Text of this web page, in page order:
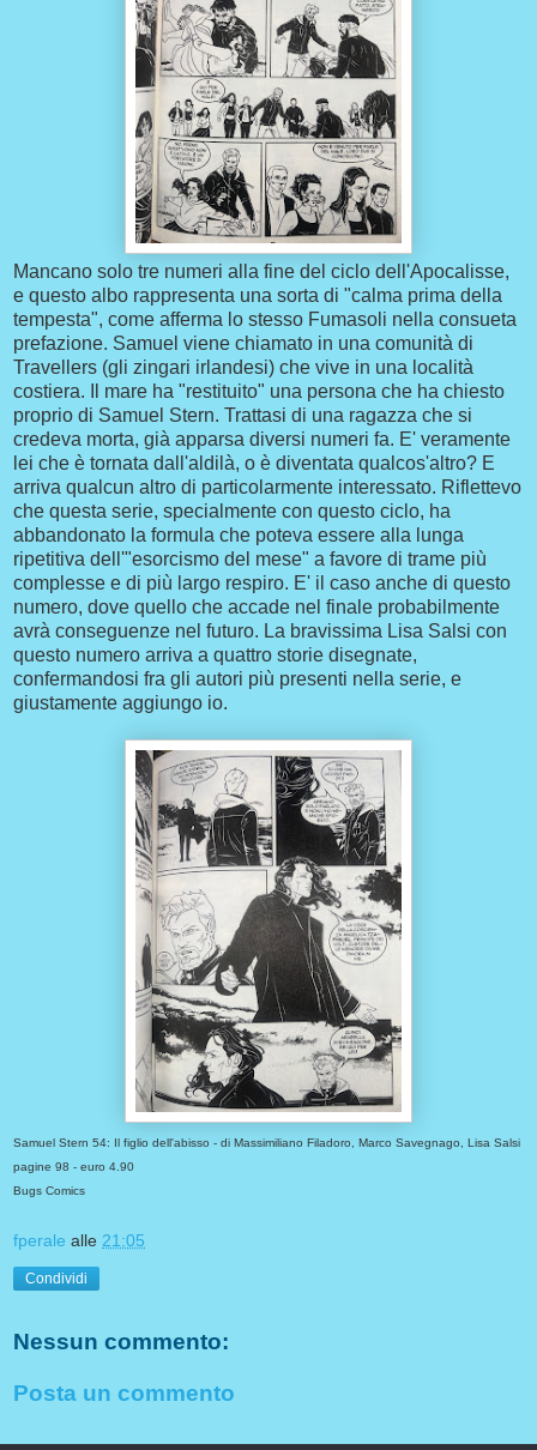
Mancano solo tre numeri alla fine del ciclo dell'Apocalisse,
e questo albo rappresenta una sorta di "calma prima della
tempesta", come afferma lo stesso Fumasoli nella consueta
prefazione. Samuel viene chiamato in una comunità di
Travellers (gli zingari irlandesi) che vive in una località
costiera. Il mare ha "restituito" una persona che ha chiesto
proprio di Samuel Stern. Trattasi di una ragazza che si
credeva morta, già apparsa diversi numeri fa. E' veramente
lei che è tornata dall'aldilà, o è diventata qualcos'altro? E
arriva qualcun altro di particolarmente interessato. Riflettevo
che questa serie, specialmente con questo ciclo, ha
abbandonato la formula che poteva essere alla lunga
ripetitiva dell'"esorcismo del mese" a favore di trame più
complesse e di più largo respiro. E' il caso anche di questo
numero, dove quello che accade nel finale probabilmente
avrà conseguenze nel futuro. La bravissima Lisa Salsi con
questo numero arriva a quattro storie disegnate,
confermandosi fra gli autori più presenti nella serie, e
giustamente aggiungo io.
Samuel Stern 54: Il figlio dell'abisso - di Massimiliano Filadoro, Marco Savegnago, Lisa Salsi
pagine 98 - euro 4.90
Bugs Comics
fperale alle 21:05
Condividi
Nessun commento:
Posta un commento